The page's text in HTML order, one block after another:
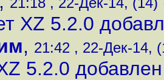
XZ 5.2.0
, 21:42 , 22-Дек-14,
5.2.0